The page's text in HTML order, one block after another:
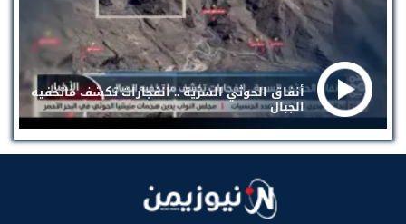
أنفاق الحوثي السرية .. انفجارات تكشف ماتخفيه
الجبال